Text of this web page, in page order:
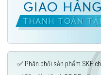
✅ Phân phối sản phẩm SKF